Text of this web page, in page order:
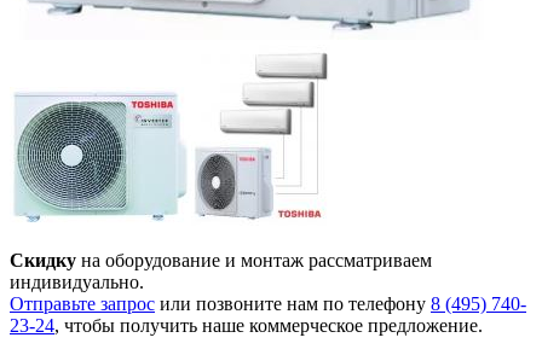
Скидку на оборудование и монтаж рассматриваем
индивидуально.
Отправьте запрос или позвоните нам по телефону 8 (495) 740-
23-24, чтобы получить наше коммерческое предложение.